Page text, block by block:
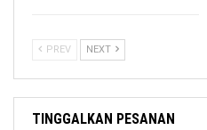
PREV NEXT
TINGGALKAN PESANAN